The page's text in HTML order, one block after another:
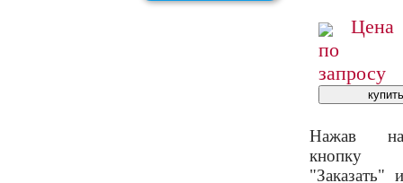
Цена
по
запросу
Нажав на
кнопку
"Заказать" и